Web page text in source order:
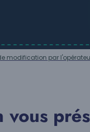
modification par